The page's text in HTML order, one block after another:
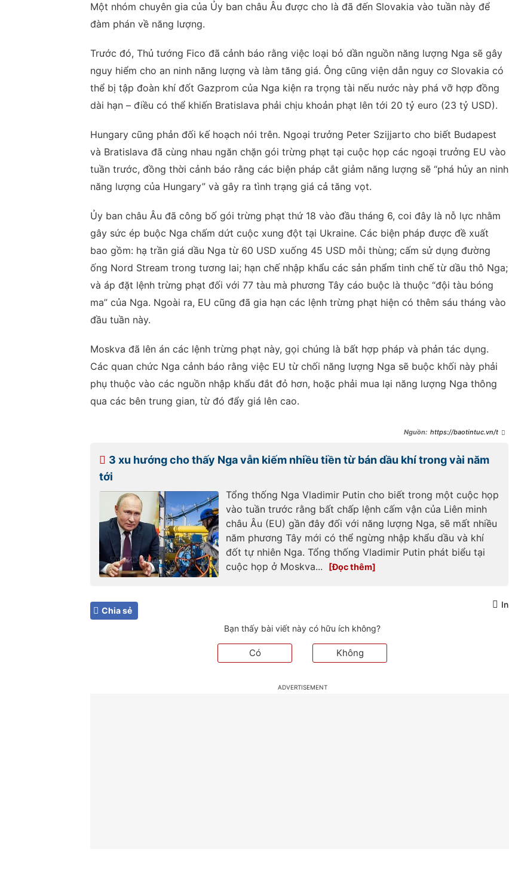
Một nhóm chuyên gia của Ủy ban châu Âu được cho là đã đến Slovakia vào tuần này để
đàm phán về năng lượng.
Trước đó, Thủ tướng Fico đã cảnh báo rằng việc loại bỏ dần nguồn năng lượng Nga sẽ gây
nguy hiểm cho an ninh năng lượng và làm tăng giá. Ông cũng viện dẫn nguy cơ Slovakia có
thể bị tập đoàn khí đốt Gazprom của Nga kiện ra trọng tài nếu nước này phá vỡ hợp đồng
dài hạn – điều có thể khiến Bratislava phải chịu khoản phạt lên tới 20 tỷ euro (23 tỷ USD).
Hungary cũng phản đối kế hoạch nói trên. Ngoại trưởng Peter Szijjarto cho biết Budapest
và Bratislava đã cùng nhau ngăn chặn gói trừng phạt tại cuộc họp các ngoại trưởng EU vào
tuần trước, đồng thời cảnh báo rằng các biện pháp cắt giảm năng lượng sẽ “phá hủy an ninh
năng lượng của Hungary” và gây ra tình trạng giá cả tăng vọt.
Ủy ban châu Âu đã công bố gói trừng phạt thứ 18 vào đầu tháng 6, coi đây là nỗ lực nhằm
gây sức ép buộc Nga chấm dứt cuộc xung đột tại Ukraine. Các biện pháp được đề xuất
bao gồm: hạ trần giá dầu Nga từ 60 USD xuống 45 USD mỗi thùng; cấm sử dụng đường
ống Nord Stream trong tương lai; hạn chế nhập khẩu các sản phẩm tinh chế từ dầu thô Nga;
và áp đặt lệnh trừng phạt đối với 77 tàu mà phương Tây cáo buộc là thuộc “đội tàu bóng
ma” của Nga. Ngoài ra, EU cũng đã gia hạn các lệnh trừng phạt hiện có thêm sáu tháng vào
đầu tuần này.
Moskva đã lên án các lệnh trừng phạt này, gọi chúng là bất hợp pháp và phản tác dụng.
Các quan chức Nga cảnh báo rằng việc EU từ chối năng lượng Nga sẽ buộc khối này phải
phụ thuộc vào các nguồn nhập khẩu đắt đỏ hơn, hoặc phải mua lại năng lượng Nga thông
qua các bên trung gian, từ đó đẩy giá lên cao.
https://baotintuc.vn/the
nham-vao-nga-
20250705180320112.htm
3 xu hướng cho thấy Nga vẫn kiếm nhiều tiền từ bán dầu khí trong vài năm
tới
Tổng thống Nga Vladimir Putin cho biết trong một cuộc họp
vào tuần trước rằng bất chấp lệnh cấm vận của Liên minh
châu Âu (EU) gần đây đối với năng lượng Nga, sẽ mất nhiều
năm phương Tây mới có thể ngừng nhập khẩu dầu và khí
đốt tự nhiên Nga. Tổng thống Vladimir Putin phát biểu tại
cuộc họp ở Moskva...
In
Chia sẻ
Bạn thấy bài viết này có hữu ích không?
Có Không